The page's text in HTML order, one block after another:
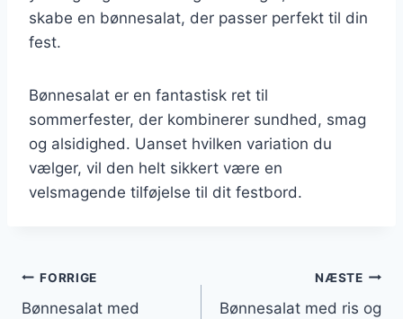
skabe en bønnesalat, der passer perfekt til din
fest.
Bønnesalat er en fantastisk ret til
sommerfester, der kombinerer sundhed, smag
og alsidighed. Uanset hvilken variation du
vælger, vil den helt sikkert være en
velsmagende tilføjelse til dit festbord.
Indlægsnavigation
FORRIGE
Bønnesalat med
NÆSTE
Bønnesalat med ris og